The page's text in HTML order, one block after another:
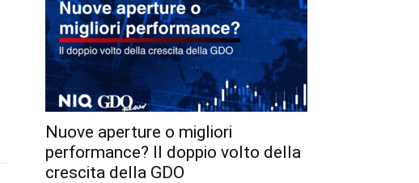
Nuove aperture o migliori
performance? Il doppio volto della
crescita della GDO